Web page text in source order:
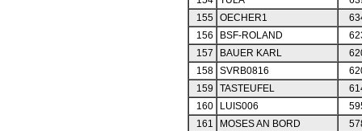
155 OECHER1
156
BSF-ROLAND
157
BAUER KARL
158 SVRB0816
159
TASTEUFEL
160
LUIS006
161
MOSES AN BORD